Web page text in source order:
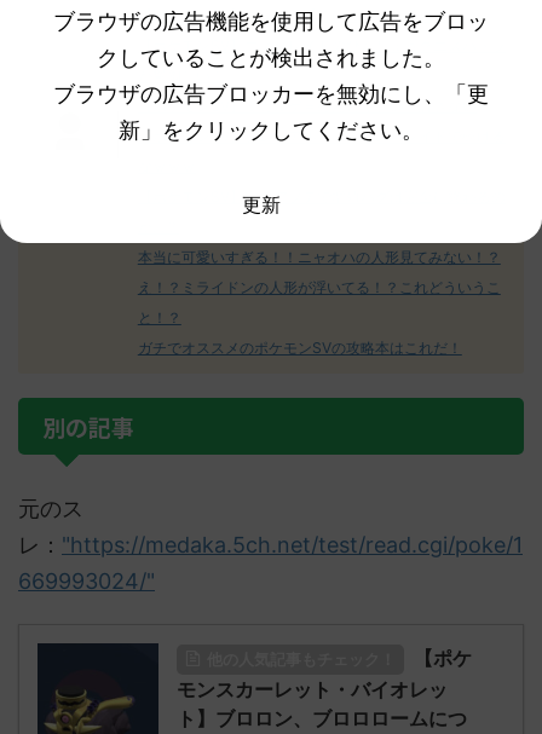
【ポケモンSV】コダック系統についてどう思う！？
【ポケモンSV】エスバレイドのびんじょうクエスパトラ
【ポケモンSV】ミカルゲ＝めんどくさい、許さない
【ポケモンSV】グレンアルマよ！エスバレイドで砕ける
【ポケモンSV】次のアプデで増殖バグは完全に終わるの
本当に可愛いすぎる！！ニャオハの人形見てみない！？
え！？ミライドンの人形が浮いてる！？これどういうこ
と！？
ガチでオススメのポケモンSVの攻略本はこれだ！
別の記事
元のス
レ： "https://medaka.5ch.net/test/read.cgi/poke/1
669993024/"
【ポケ
モンスカーレット・バイオレッ
ト】ブロロン、ブロロロームにつ
ブラウザの広告機能を使用して広告をブロッ
クしていることが検出されました。
ブラウザの広告ブロッカーを無効にし、「更
新」をクリックしてください。
更新